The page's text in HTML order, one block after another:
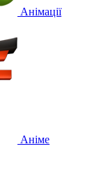
Анімації
Аніме